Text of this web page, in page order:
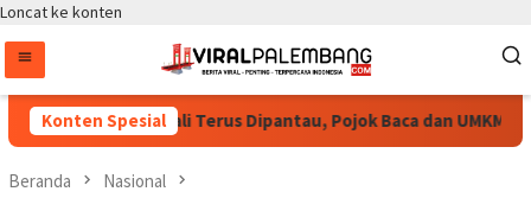
Loncat ke konten
Konten Spesial
Bang Jali Terus Dipantau, Pojok Baca dan UMKM Digital
Beranda Nasional